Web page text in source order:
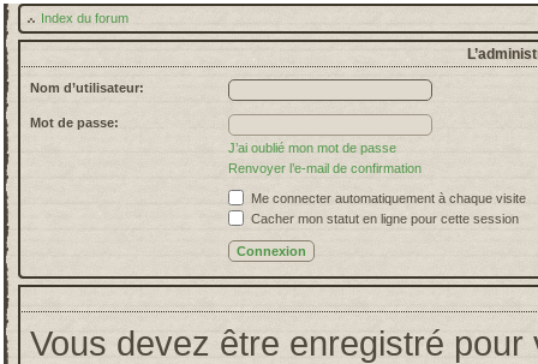
Index du forum
Nom d’utilisateur:
Mot de passe:
J’ai oublié mon mot de passe
Renvoyer l’e-mail de confirmation
Me connecter automatiquement à chaque visite
Cacher mon statut en ligne pour cette session
Vous devez être enregistré pour